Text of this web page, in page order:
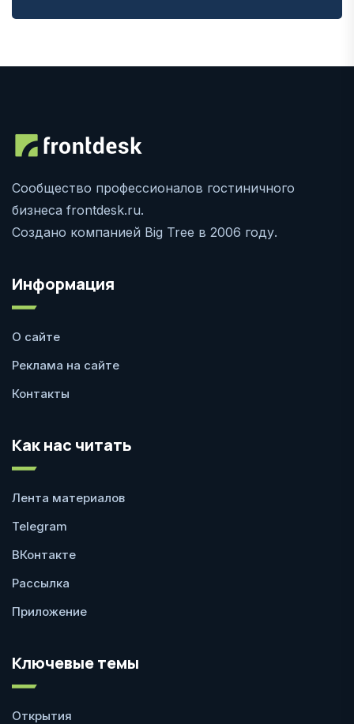
Сообщество профессионалов гостиничного
бизнеса frontdesk.ru.
Создано компанией Big Tree в 2006 году.
Информация
О сайте
Реклама на сайте
Контакты
Как нас читать
Лента материалов
Telegram
ВКонтакте
Рассылка
Приложение
Ключевые темы
Открытия